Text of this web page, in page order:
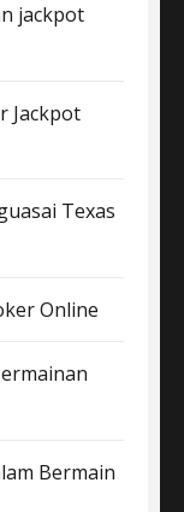
jackpot
Jackpot
Texas
Online
Bermain